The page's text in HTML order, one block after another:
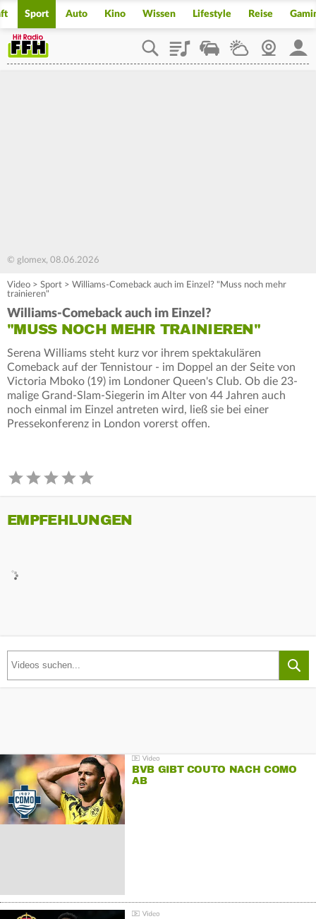
Sport Auto Kino Wissen Lifestyle Reise
PlaylistStaupilotWetterWebcam
© glomex, 08.06.2026
Video > Sport > Williams-Comeback auch im Einzel? "Muss noch mehr
trainieren"
Williams-Comeback auch im Einzel?
"MUSS NOCH MEHR TRAINIEREN"
Serena Williams steht kurz vor ihrem spektakulären
Comeback auf der Tennistour - im Doppel an der Seite von
Victoria Mboko (19) im Londoner Queen's Club. Ob die 23-
malige Grand-Slam-Siegerin im Alter von 44 Jahren auch
noch einmal im Einzel antreten wird, ließ sie bei einer
Pressekonferenz in London vorerst offen.
EMPFEHLUNGEN
BVB GIBT COUTO NACH COMO
AB